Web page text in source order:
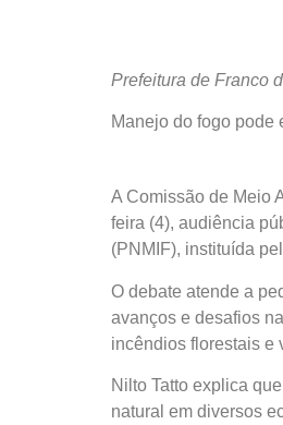
Prefeitura de Franco
Manejo do fogo pode
A Comissão de Meio
feira (4), audiência
(PNMIF), instituída
O debate atende a
avanços e desafios
incêndios florestais e
Nilto Tatto explica
natural em diversos